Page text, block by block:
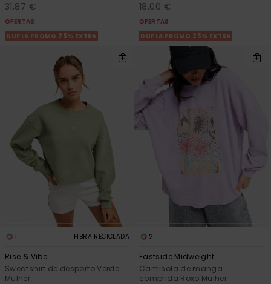
31,87 €
OFERTAS
DUPLA PROMO 25% EXTRA
18,00 €
OFERTAS
DUPLA PROMO 25% EXTRA
1 FIBRA RECICLADA
Rise & Vibe
Sweatshirt de desporto Verde
Mulher
2
Eastside Midweight
Camisola de manga
comprida Roxo Mulher